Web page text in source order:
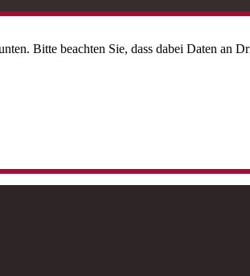
Bitte beachten Sie, dass dabei Daten an